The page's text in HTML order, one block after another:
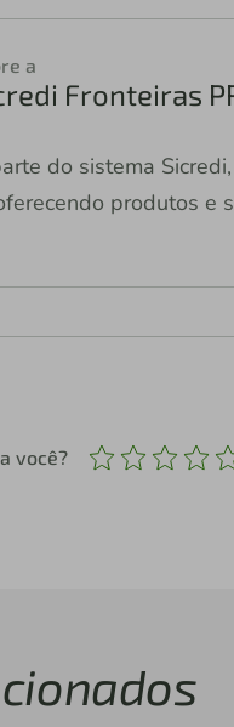
a
Fronteiras
do sistema
produtos e
você?